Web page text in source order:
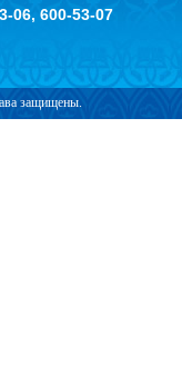
06, 600-53-07
защищены.